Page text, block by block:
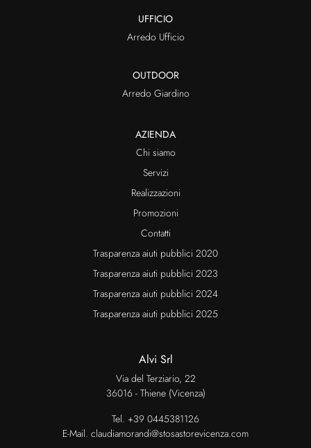
UFFICIO
Arredo Ufficio
OUTDOOR
Arredo Giardino
AZIENDA
Chi siamo
Servizi
Realizzazioni
Promozioni
Contatti
Trasparenza aiuti pubblici 2020
Trasparenza aiuti pubblici 2023
Trasparenza aiuti pubblici 2024
Trasparenza aiuti pubblici 2025
Alvi Srl
Via del Terziario, 22
36016 - Thiene (Vicenza)
Tel. +39 0445381126
E-Mail. claudiamorandi@stosastorevicenza.com